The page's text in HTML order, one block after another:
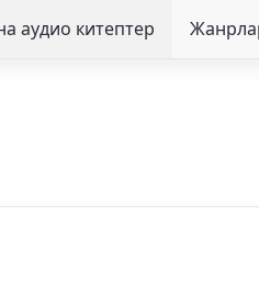
аудио китептер